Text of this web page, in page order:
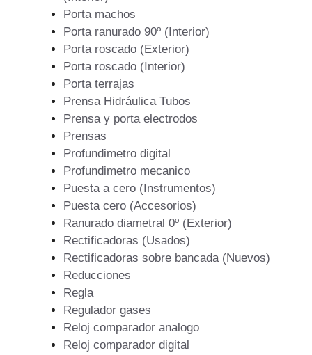
Porta machos
Porta ranurado 90º (Interior)
Porta roscado (Exterior)
Porta roscado (Interior)
Porta terrajas
Prensa Hidráulica Tubos
Prensa y porta electrodos
Prensas
Profundimetro digital
Profundimetro mecanico
Puesta a cero (Instrumentos)
Puesta cero (Accesorios)
Ranurado diametral 0º (Exterior)
Rectificadoras (Usados)
Rectificadoras sobre bancada (Nuevos)
Reducciones
Regla
Regulador gases
Reloj comparador analogo
Reloj comparador digital